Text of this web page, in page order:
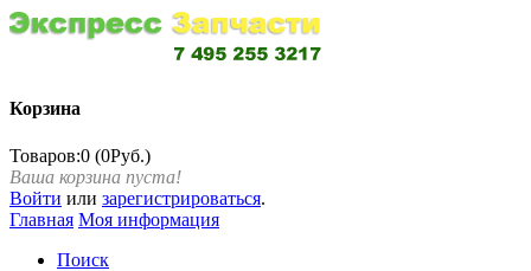
Корзина
Товаров:0 (0Руб.)
Ваша корзина пуста!
Войти или зарегистрироваться.
Главная Моя информация
Поиск